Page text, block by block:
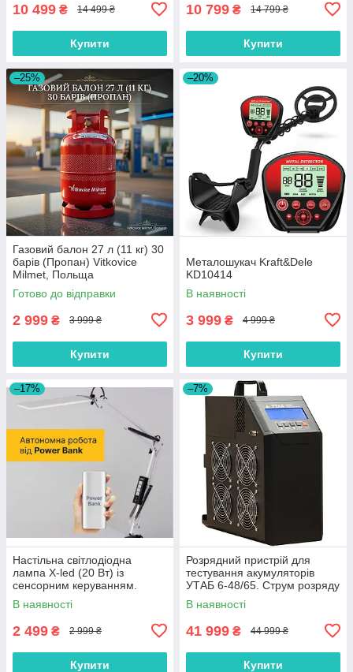
10 499 ₴ 14 499 ₴
Купити
10 799 ₴ 14 799 ₴
Купити
–25%
Газовий балон 27 л (11 кг) 30
барів (Пропан) Vitkovice
Milmet, Польща
Готово до відправки
2 999 ₴ 3 999 ₴
Купити
–20%
Металошукач Kraft&Dele
KD10414
В наявності
3 999 ₴ 4 999 ₴
Купити
–17%
Настільна світлодіодна
лампа X-led (20 Вт) із
сенсорним керуванням.
Роботи від мережи і від
«Power Bank» (біла).
В наявності
2 499 ₴ 2 999 ₴
Купити
–7%
Розрядний пристрій для
тестування акумуляторів
УТАБ 6-48/65. Струм розряду
- до 65 Ампер.
В наявності
41 999 ₴ 44 999 ₴
Купити